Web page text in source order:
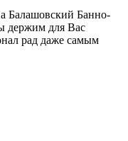
Балашовский Банно-
держим для Вас
рад даже самым